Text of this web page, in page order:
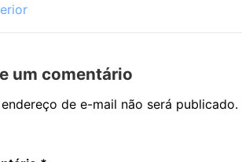
um comentário
endereço de e-mail não será publicado.